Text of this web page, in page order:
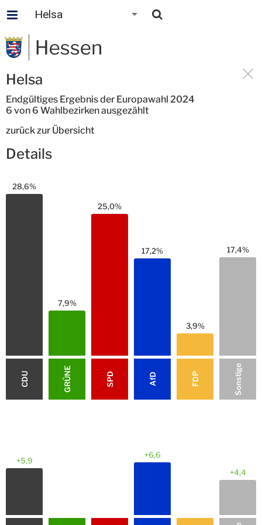
Helsa
Helsa
Endgültiges Ergebnis der Europawahl 2024
6 von 6 Wahlbezirkenausgezählt
zurück zur Übersicht
Details
28,6%
7,9%
25,0%
17,2%
3,9%
17,4%
CDU GRÜNE SPD AfD FDP Sonstige
+5,9
+6,6
+4,4